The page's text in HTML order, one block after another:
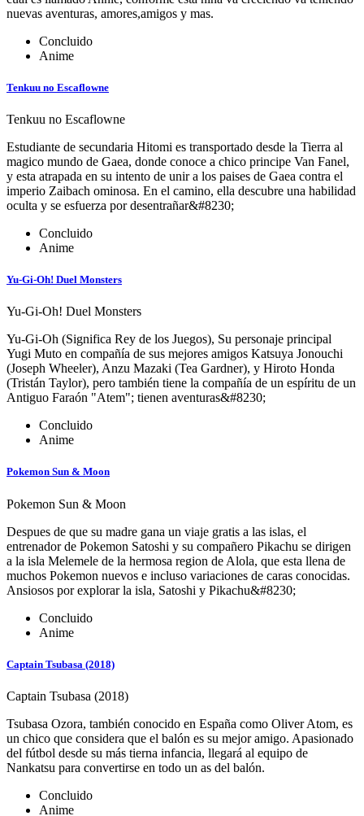
nuevas aventuras, amores,amigos y mas.
Concluido
Anime
Tenkuu no Escaflowne
Tenkuu no Escaflowne
Estudiante de secundaria Hitomi es transportado desde la Tierra al
magico mundo de Gaea, donde conoce a chico principe Van Fanel,
y esta atrapada en su intento de unir a los paises de Gaea contra el
imperio Zaibach ominosa. En el camino, ella descubre una habilidad
oculta y se esfuerza por desentrañar&#8230;
Concluido
Anime
Yu-Gi-Oh! Duel Monsters
Yu-Gi-Oh! Duel Monsters
Yu-Gi-Oh (Significa Rey de los Juegos), Su personaje principal
Yugi Muto en compañía de sus mejores amigos Katsuya Jonouchi
(Joseph Wheeler), Anzu Mazaki (Tea Gardner), y Hiroto Honda
(Tristán Taylor), pero también tiene la compañía de un espíritu de un
Antiguo Faraón "Atem"; tienen aventuras&#8230;
Concluido
Anime
Pokemon Sun & Moon
Pokemon Sun & Moon
Despues de que su madre gana un viaje gratis a las islas, el
entrenador de Pokemon Satoshi y su compañero Pikachu se dirigen
a la isla Melemele de la hermosa region de Alola, que esta llena de
muchos Pokemon nuevos e incluso variaciones de caras conocidas.
Ansiosos por explorar la isla, Satoshi y Pikachu&#8230;
Concluido
Anime
Captain Tsubasa (2018)
Captain Tsubasa (2018)
Tsubasa Ozora, también conocido en España como Oliver Atom, es
un chico que considera que el balón es su mejor amigo. Apasionado
del fútbol desde su más tierna infancia, llegará al equipo de
Nankatsu para convertirse en todo un as del balón.
Concluido
Anime